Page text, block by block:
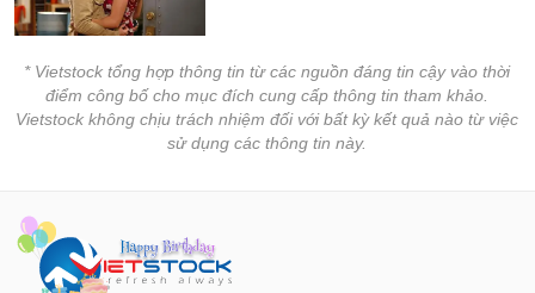
* Vietstock tổng hợp thông tin từ các nguồn đáng tin cậy vào thời
điểm công bố cho mục đích cung cấp thông tin tham khảo.
Vietstock không chịu trách nhiệm đối với bất kỳ kết quả nào từ việc
sử dụng các thông tin này.